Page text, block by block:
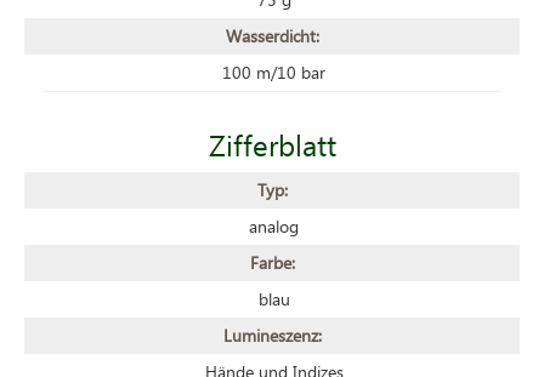
Wasserdicht:
100 m/10 bar
Zifferblatt
Typ:
analog
Farbe:
blau
Lumineszenz:
Hände und Indizes